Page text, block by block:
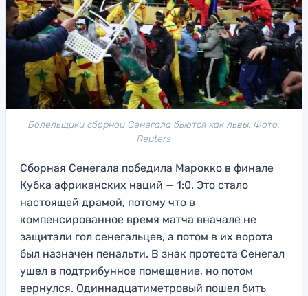
Болельщики сборной Сенегала бьются как львы. Фото:
Reuters
Сборная Сенегала победила Марокко в финале
Кубка африканских наций — 1:0. Это стало
настоящей драмой, потому что в
компенсированное время матча вначале не
защитали гол сенегальцев, а потом в их ворота
был назначен пенальти. В знак протеста Сенегал
ушел в подтрибунное помещение, но потом
вернулся. Одиннадцатиметровый пошел бить